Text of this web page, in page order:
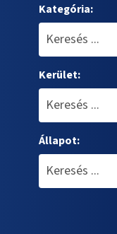
Kategória:
Kerület:
Állapot: